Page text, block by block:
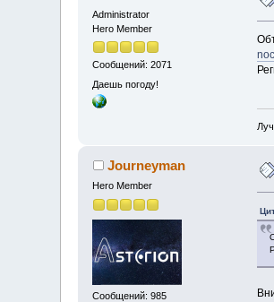
Administrator
Hero Member
Сообщений: 2071
Даешь погоду!
Journeyman
Hero Member
Сообщений: 985